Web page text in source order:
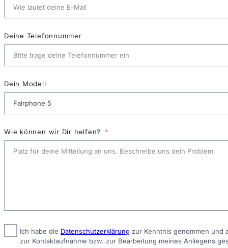
Deine Telefonnummer
Dein Modell
Wie können wir Dir helfen?
Ich habe die Datenschutzerklärung zur Kenntnis genommen und
zur Kontaktaufnahme bzw. zur Bearbeitung meines Anliegens